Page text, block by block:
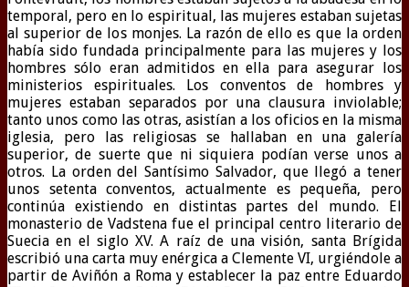
temporal, pero en lo espiritual, las mujeres estaban sujetas
al superior de los monjes. La razón de ello es que la orden
había sido fundada principalmente para las mujeres y los
hombres sólo eran admitidos en ella para asegurar los
ministerios espirituales. Los conventos de hombres y
mujeres estaban separados por una clausura inviolable;
tanto unos como las otras, asistían a los oficios en la misma
iglesia, pero las religiosas se hallaban en una galería
superior, de suerte que ni siquiera podían verse unos a
otros. La orden del Santísimo Salvador, que llegó a tener
unos setenta conventos, actualmente es pequeña, pero
continúa existiendo en distintas partes del mundo. El
monasterio de Vadstena fue el principal centro literario de
Suecia en el siglo XV. A raíz de una visión, santa Brígida
escribió una carta muy enérgica a Clemente VI, urgiéndole a
partir de Aviñón a Roma y establecer la paz entre Eduardo